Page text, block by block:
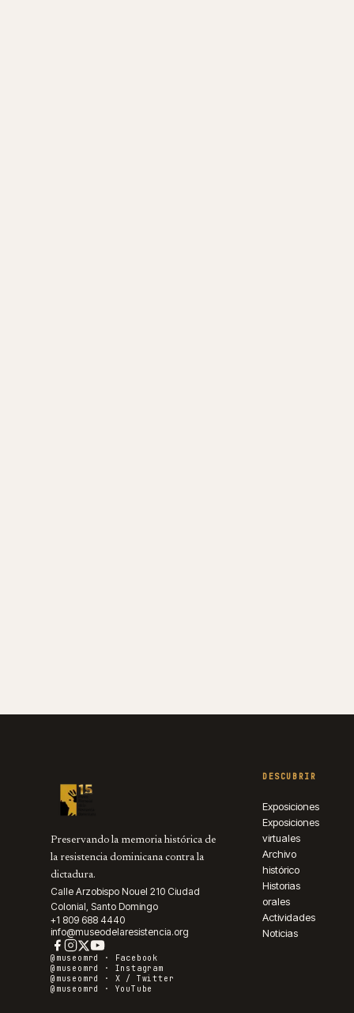
Preservando la memoria histórica de
la resistencia dominicana contra la
dictadura.
Calle Arzobispo Nouel 210 Ciudad
Colonial, Santo Domingo
+1 809 688 4440
info@museodelaresistencia.org
@museomrd ·
Facebook
@museomrd · Instagram
@museomrd · X / Twitter
@museomrd · YouTube
DESCUBRIR
Exposiciones
Exposiciones
virtuales
Archivo
histórico
Historias
orales
Actividades
Noticias